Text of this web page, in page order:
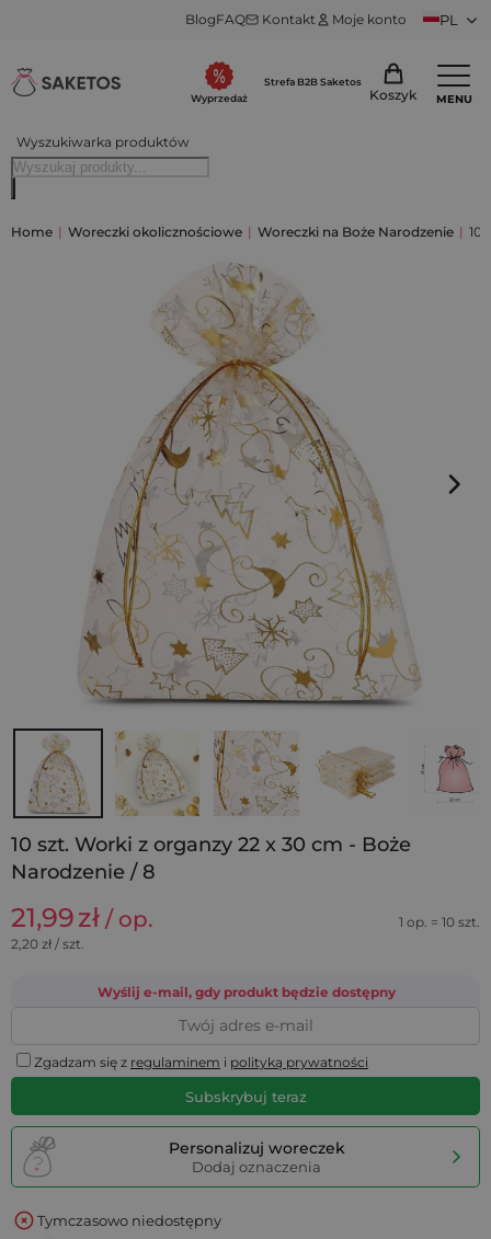
BlogFAQ Kontakt Moje konto PL
Wyszukiwarka produktów
Wyprzedaż
Strefa B2B Saketos
Koszyk MENU
Home | Woreczki okolicznościowe | Woreczki na Boże Narodzenie | 10
10 szt. Worki z organzy 22 x 30 cm - Boże
Narodzenie / 8
21,99zł / op.
1 op. = 10 szt.
2,20 zł / szt.
Wyślij e-mail, gdy produkt będzie dostępny
Zgadzam się z regulaminem i polityką prywatności
Subskrybuj teraz
Personalizuj woreczek
Dodaj oznaczenia
Tymczasowo niedostępny